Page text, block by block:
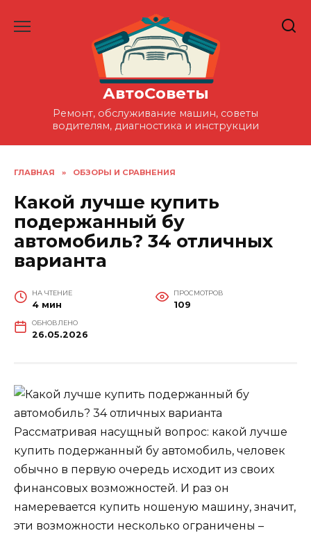
АвтоСоветы
Ремонт, обслуживание машин, советы
водителям, диагностика и инструкции
ГЛАВНАЯ » ОБЗОРЫ И СРАВНЕНИЯ
Какой лучше купить
подержанный бу
автомобиль? 34 отличных
варианта
НА ЧТЕНИЕ
4 мин
ПРОСМОТРОВ
109
ОБНОВЛЕНО
26.05.2026
Рассматривая насущный вопрос: какой лучше
купить подержанный бу автомобиль, человек
обычно в первую очередь исходит из своих
финансовых возможностей. И раз он
намеревается купить ношеную машину, значит,
эти возможности несколько ограничены –